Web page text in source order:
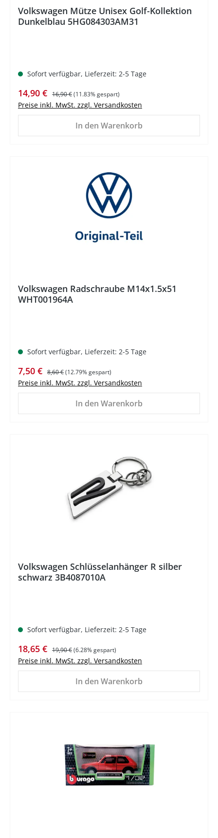
Volkswagen Mütze Unisex Golf-Kollektion
Dunkelblau 5HG084303AM31
Sofort verfügbar, Lieferzeit: 2-5 Tage
Verkaufspreis:
14,90 € Regulärer Preis:
16,90 €(11.83% gespart)
Preise inkl. MwSt. zzgl. Versandkosten
In den Warenkorb
Volkswagen Radschraube M14x1.5x51
WHT001964A
Sofort verfügbar, Lieferzeit: 2-5 Tage
Verkaufspreis:
7,50 € Regulärer Preis:
8,60 €(12.79% gespart)
Preise inkl. MwSt. zzgl. Versandkosten
In den Warenkorb
Volkswagen Schlüsselanhänger R silber
schwarz 3B4087010A
Sofort verfügbar, Lieferzeit: 2-5 Tage
Verkaufspreis:
18,65 € Regulärer Preis:
19,90 €(6.28% gespart)
Preise inkl. MwSt. zzgl. Versandkosten
In den Warenkorb